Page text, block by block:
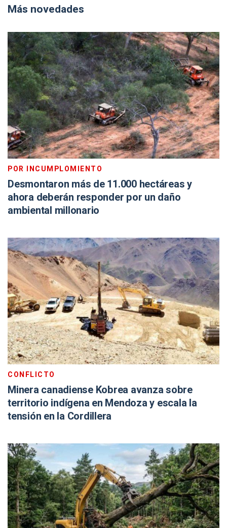
Más novedades
POR INCUMPLOMIENTO
Desmontaron más de 11.000 hectáreas y
ahora deberán responder por un daño
ambiental millonario
CONFLICTO
Minera canadiense Kobrea avanza sobre
territorio indígena en Mendoza y escala la
tensión en la Cordillera